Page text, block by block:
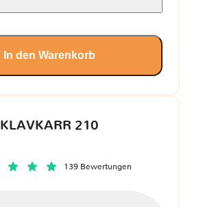
KLAVKARR 210
139 Bewertungen
In den Warenkorb